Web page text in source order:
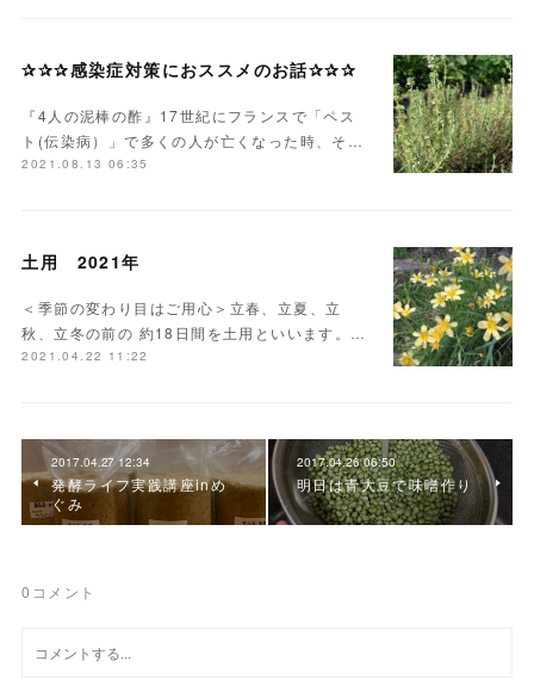
✰✰✰感染症対策におススメのお話✰✰✰
『4人の泥棒の酢』17世紀にフランスで「ペス
ト(伝染病）」で多くの人が亡くなった時、そ…
2021.08.13 06:35
土用 2021年
＜季節の変わり目はご用心＞立春、立夏、立
秋、立冬の前の 約18日間を土用といいます。…
2021.04.22 11:22
2017.04.27 12:34
発酵ライフ実践講座inめ
ぐみ
2017.04.26 06:50
明日は青大豆で味噌作り
0 コメント